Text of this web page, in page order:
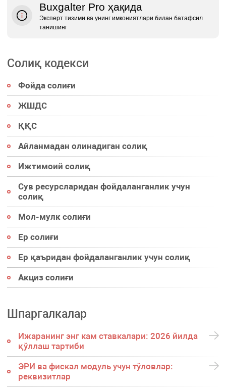
Buxgalter Pro ҳақида
Эксперт тизими ва унинг имкониятлари билан батафсил
танишинг
Солиқ кодекси
Фойда солиғи
ЖШДС
ҚҚС
Айланмадан олинадиган солиқ
Ижтимоий солиқ
Сув ресурсларидан фойдаланганлик учун
солиқ
Мол-мулк солиғи
Ер солиғи
Ер қаъридан фойдаланганлик учун солиқ
Акциз солиғи
Шпаргалкалар
Ижаранинг энг кам ставкалари: 2026 йилда
қўллаш тартиби
ЭРИ ва фискал модуль учун тўловлар:
реквизитлар